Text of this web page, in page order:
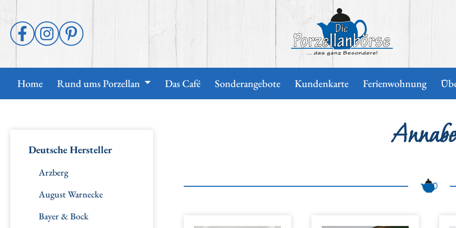
Zur Hauptnavigation springen
Die Porzellanbörse
Home Rund ums Porzellan Das Café Sonderangebote Kundenkarte Ferienwohnung
Deutsche Hersteller
Arzberg
August Warnecke
Bayer & Bock